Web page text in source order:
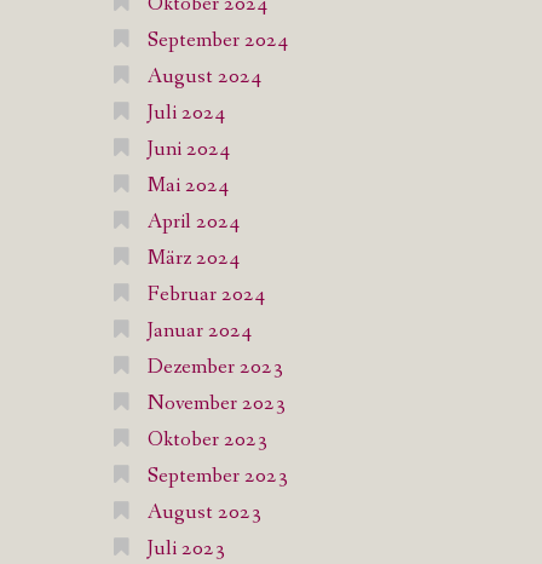
September 2024
August 2024
Juli 2024
Juni 2024
Mai 2024
April 2024
März 2024
Februar 2024
Januar 2024
Dezember 2023
November 2023
Oktober 2023
September 2023
August 2023
Juli 2023